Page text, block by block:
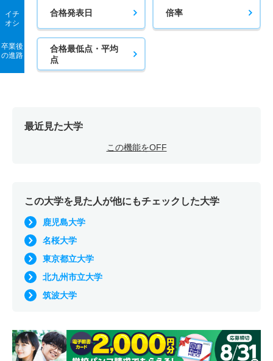
イチ
オシ
卒業後
の進路
合格発表日 倍率
合格最低点・平均
点
最近見た大学
この機能をOFF
この大学を見た人が他にもチェックした大学
鹿児島大学
名桜大学
東京都立大学
北九州市立大学
筑波大学